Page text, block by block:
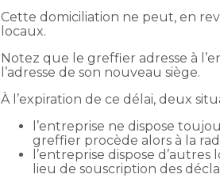
Cette domiciliation ne peut, en
locaux.
Notez que le greffier adresse à
l’adresse de son nouveau siège.
À l’expiration de ce délai, deux
l’entreprise ne dispose
greffier procède alors à la
l’entreprise dispose
lieu de souscription des